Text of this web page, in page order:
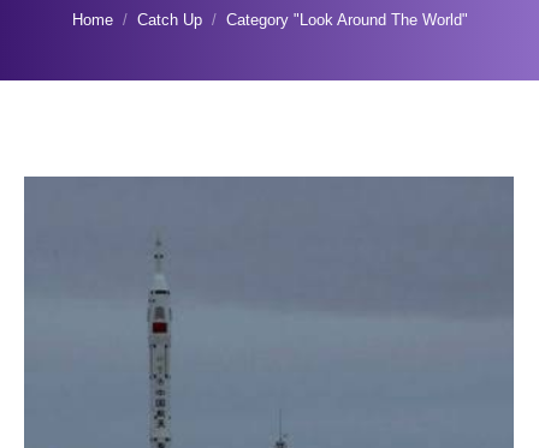
You are here:
Home Catch Up Category "Look Around The World"